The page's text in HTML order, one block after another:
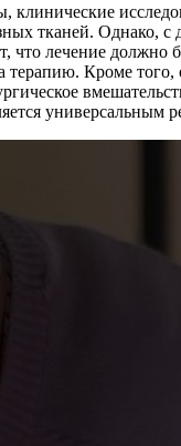
тканей. Однако, с
что лечение
Кроме
универсальным